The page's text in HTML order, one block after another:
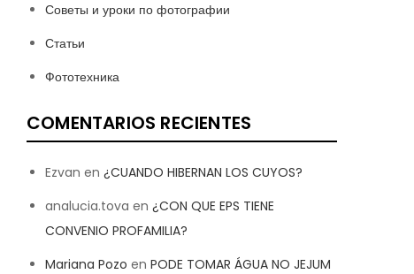
Советы и уроки по фотографии
Статьи
Фототехника
COMENTARIOS RECIENTES
Ezvan en ¿CUANDO HIBERNAN LOS CUYOS?
analucia.tova en ¿CON QUE EPS TIENE
CONVENIO PROFAMILIA?
Mariana Pozo en PODE TOMAR ÁGUA NO JEJUM